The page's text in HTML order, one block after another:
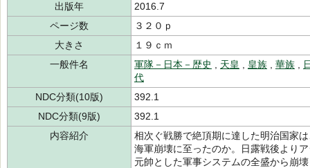
出版年
2016.7
ページ数
３２０ｐ
大きさ
１９ｃｍ
一般件名
軍隊－日本－歴史 天皇 皇族 華族
代
NDC分類(10版)
392.1
NDC分類(9版)
392.1
内容紹介
相次ぐ戦勝で絶頂期に達した明治国家
海軍崩壊に至ったのか。日露戦後より
元帥とした軍事システムの全盛から崩